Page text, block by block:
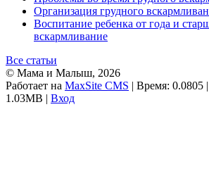
Организация грудного
Воспитание ребенка от года и
вскармливание
Все статьи
© Мама и Малыш, 2026
Работает на MaxSite CMS | Время: 0.0805
1.03MB | Вход